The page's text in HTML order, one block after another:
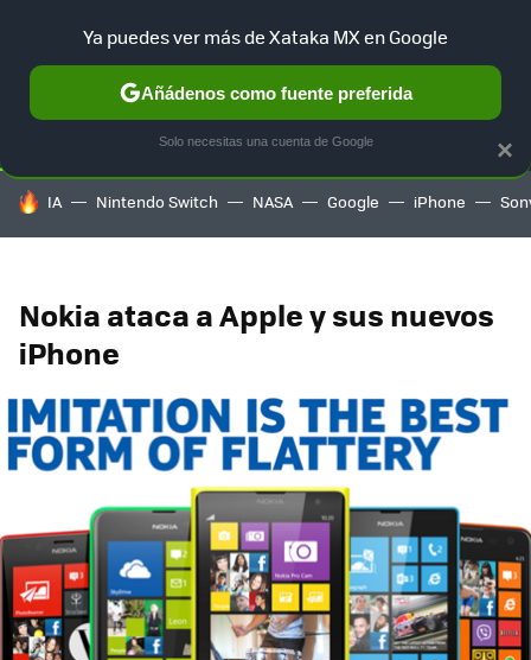
SELECCIÓN GAMING HOME AUTO TERRITORIO
HOY SE HABLA DE
IA Nintendo Switch NASA Google iPhone
Nokia ataca a Apple y sus nuevos
iPhone
×
Ya puedes ver más de Xataka MX en Google
Añádenos como fuente preferida
Solo necesitas una cuenta de Google